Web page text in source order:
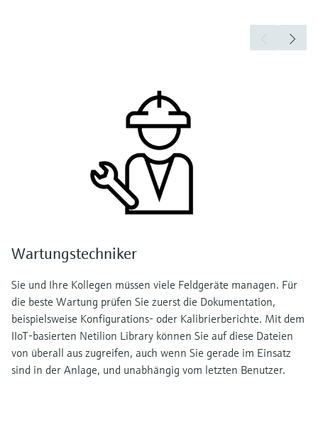
Wartungstechniker
Sie und Ihre Kollegen müssen viele Feldgeräte managen. Für
die beste Wartung prüfen Sie zuerst die Dokumentation,
beispielsweise Konfigurations- oder Kalibrierberichte. Mit dem
IIoT-basierten Netilion Library können Sie auf diese Dateien
von überall aus zugreifen, auch wenn Sie gerade im Einsatz
sind in der Anlage, und unabhängig vom letzten Benutzer.